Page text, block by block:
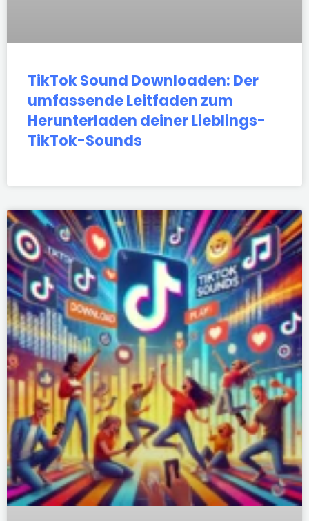
TikTok Sound Downloaden: Der
umfassende Leitfaden zum
Herunterladen deiner Lieblings-
TikTok-Sounds